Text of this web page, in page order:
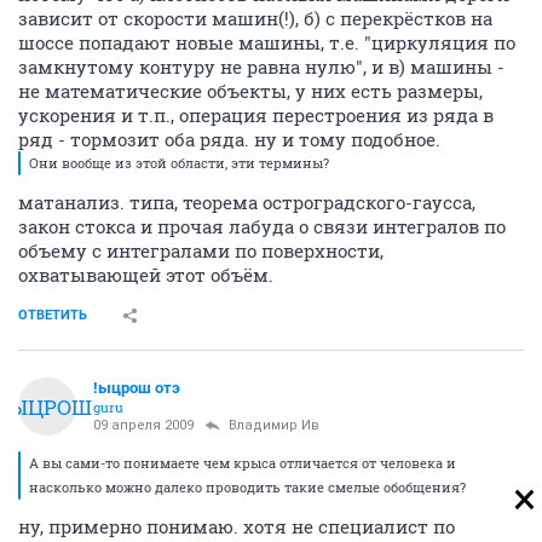
зависит от скорости машин(!), б) с перекрёстков на
шоссе попадают новые машины, т.е. "циркуляция по
замкнутому контуру не равна нулю", и в) машины -
не математические объекты, у них есть размеры,
ускорения и т.п., операция перестроения из ряда в
ряд - тормозит оба ряда. ну и тому подобное.
Они вообще из этой области, эти термины?
матанализ. типа, теорема остроградского-гаусса,
закон стокса и прочая лабуда о связи интегралов по
объему с интегралами по поверхности,
охватывающей этот объём.
ОТВЕТИТЬ
!ЫЦРОШ
!ыцрош отэ
guru
09 апреля 2009 Владимир Ив
А вы сами-то понимаете чем крыса отличается от человека и
насколько можно далеко проводить такие смелые обобщения?
ну, примерно понимаю. хотя не специалист по